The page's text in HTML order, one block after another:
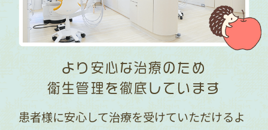
より安心な治療のため
衛生管理を徹底しています
患者様に安心して治療を受けていただけるよ